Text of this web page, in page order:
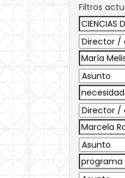
Filtros